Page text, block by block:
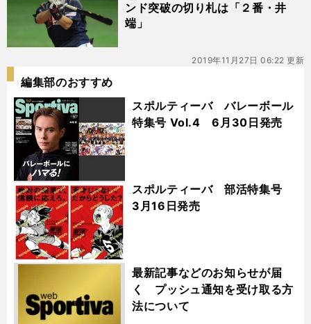
ンド突破の切り札は「２番・井
端」
2019年11月27日 06:22 更新
編集部のおすすめ
スポルティーバ バレーボール
特集号 Vol.4 6月30日発売
スポルティーバ 部活特集号
3月16日発売
最新記事などのお知らせが届
く プッシュ通知を受け取る方
法について